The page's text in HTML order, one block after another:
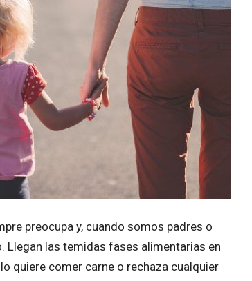
preocupa y, cuando somos padres o
Llegan las temidas fases alimentarias en
quiere comer carne o rechaza cualquier